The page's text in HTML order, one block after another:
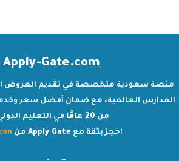
Apply-Gate.com
منصة سعودية متخصصة في تقديم العروض
المدارس العالمية، مع ضمان أفضل سعر
من 20 عامًا
في التعليم
احجز بثقة مع Apply Gate من